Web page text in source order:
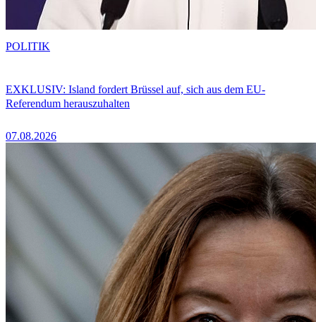
EXKLUSIV: Island fordert Brüssel auf, sich aus dem EU-
Referendum herauszuhalten
07.08.2026
POLITIK